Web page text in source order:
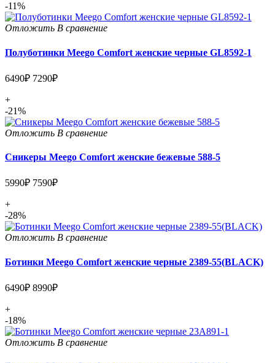
-11%
Отложить В сравнение
Полуботинки Meego Comfort женские черные GL8592-1
6490₽ 7290₽
+
-21%
Отложить В сравнение
Сникеры Meego Comfort женские бежевые 588-5
5990₽ 7590₽
+
-28%
Отложить В сравнение
Ботинки Meego Comfort женские черные 2389-55(BLACK)
6490₽ 8990₽
+
-18%
Отложить В сравнение